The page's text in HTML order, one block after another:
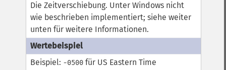
Die Zeitverschiebung. Unter Windows nicht
wie beschrieben implementiert; siehe weiter
unten für weitere Informationen.
Beispiel: -0500 für US Eastern Time